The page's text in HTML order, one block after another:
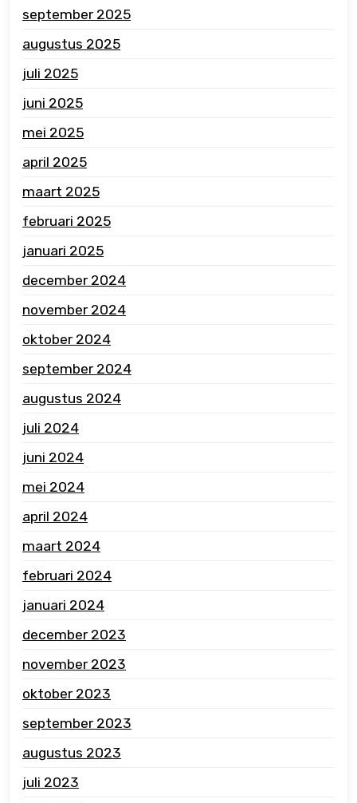
september 2025
augustus 2025
juli 2025
juni 2025
mei 2025
april 2025
maart 2025
februari 2025
januari 2025
december 2024
november 2024
oktober 2024
september 2024
augustus 2024
juli 2024
juni 2024
mei 2024
april 2024
maart 2024
februari 2024
januari 2024
december 2023
november 2023
oktober 2023
september 2023
augustus 2023
juli 2023